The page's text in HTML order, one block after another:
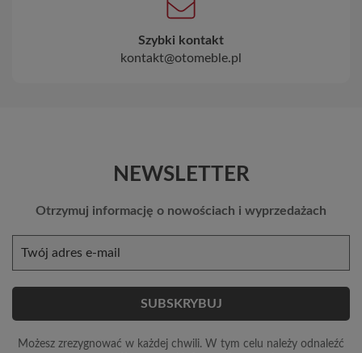
Szybki kontakt
kontakt@otomeble.pl
NEWSLETTER
Otrzymuj informację o nowościach i wyprzedażach
Możesz zrezygnować w każdej chwili. W tym celu należy odnaleźć